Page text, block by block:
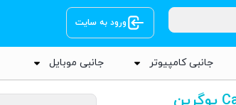
ورود به سایت
جانبی کامپیوتر جانبی موبایل
سوکت کیستون Cat6 UTP یوگرین